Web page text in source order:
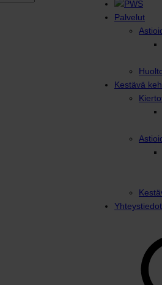
Palvelut
Kestävä
Yhteystiedot